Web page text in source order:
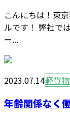
こんにちは！東
ルです！ 弊社で
ー...
2023.07.14軽貨
年齢関係なく